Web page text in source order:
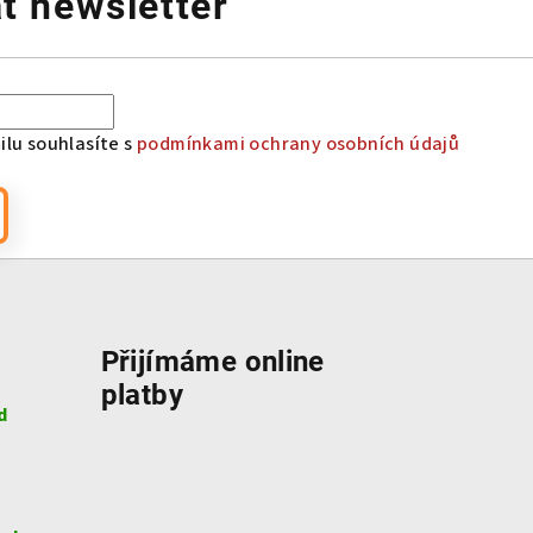
souhlasíte s podmínkami ochrany osobních údajů
Přijímáme online
platby